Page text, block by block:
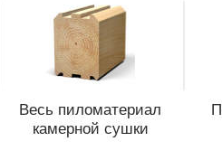
Весь пиломатериал
камерной сушки